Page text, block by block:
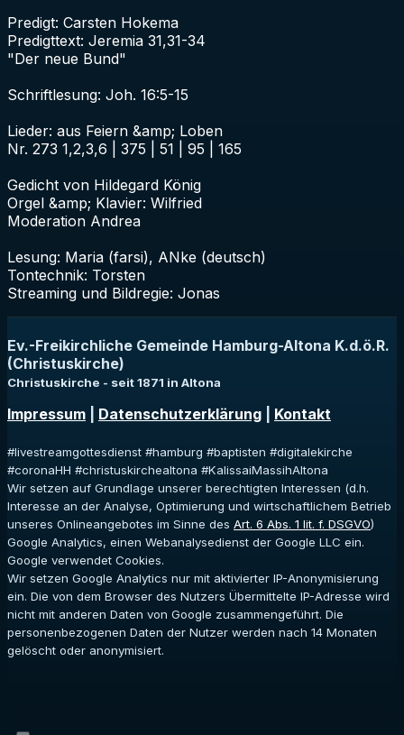
Predigt: Carsten Hokema
Predigttext: Jeremia 31,31-34
"Der neue Bund"
Schriftlesung: Joh. 16:5-15
Lieder: aus Feiern &amp; Loben
Nr. 273 1,2,3,6 | 375 | 51 | 95 | 165
Gedicht von Hildegard König
Orgel &amp; Klavier: Wilfried
Moderation Andrea
Lesung: Maria (farsi), ANke (deutsch)
Tontechnik: Torsten
Streaming und Bildregie: Jonas
Ev.-Freikirchliche Gemeinde Hamburg-Altona K.d.ö.R.
(Christuskirche)
Christuskirche - seit 1871 in Altona
Impressum Datenschutzerklärung Kontakt
#livestreamgottesdienst #hamburg #baptisten #digitalekirche
#coronaHH #christuskirchealtona #KalissaiMassihAltona
Wir setzen auf Grundlage unserer berechtigten Interessen (d.h.
Interesse an der Analyse, Optimierung und wirtschaftlichem Betrieb
unseres Onlineangebotes im Sinne des Art. 6 Abs. 1 lit. f. DSGVO)
Google Analytics, einen Webanalysedienst der Google LLC ein.
Google verwendet Cookies.
Wir setzen Google Analytics nur mit aktivierter IP-Anonymisierung
ein. Die von dem Browser des Nutzers Übermittelte IP-Adresse wird
nicht mit anderen Daten von Google zusammengeführt. Die
personenbezogenen Daten der Nutzer werden nach 14 Monaten
gelöscht oder anonymisiert.